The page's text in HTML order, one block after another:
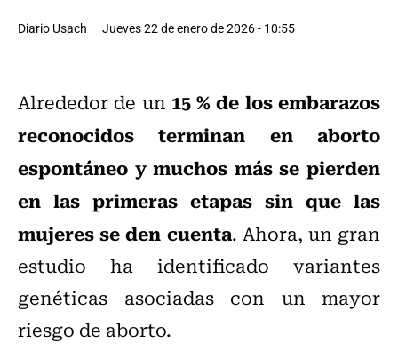
Diario Usach Jueves 22 de enero de 2026 - 10:55
Alrededor de un 15 % de los embarazos
reconocidos terminan en aborto
espontáneo y muchos más se pierden
en las primeras etapas sin que las
mujeres se den cuenta. Ahora, un gran
estudio ha identificado variantes
genéticas asociadas con un mayor
riesgo de aborto.